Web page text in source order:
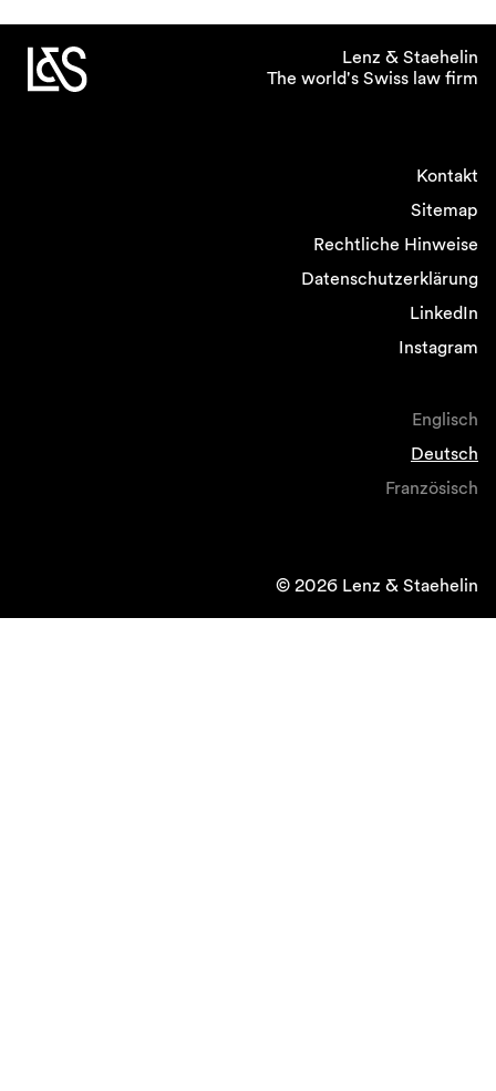
Lenz & Staehelin
The world's Swiss law firm
Kontakt
Sitemap
Rechtliche Hinweise
Datenschutzerklärung
LinkedIn
Instagram
Englisch
Deutsch
Französisch
© 2026 Lenz & Staehelin